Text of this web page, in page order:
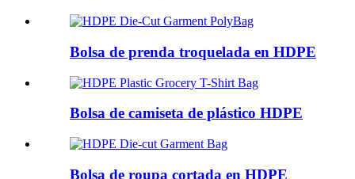
Bolsa de prenda troquelada en HDPE
Bolsa de camiseta de plástico HDPE
Bolsa de roupa cortada en HDPE